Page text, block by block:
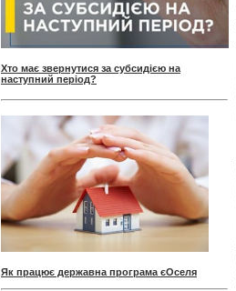
Хто має звернутися за субсидією на
наступний період?
Як працює державна програма єОселя